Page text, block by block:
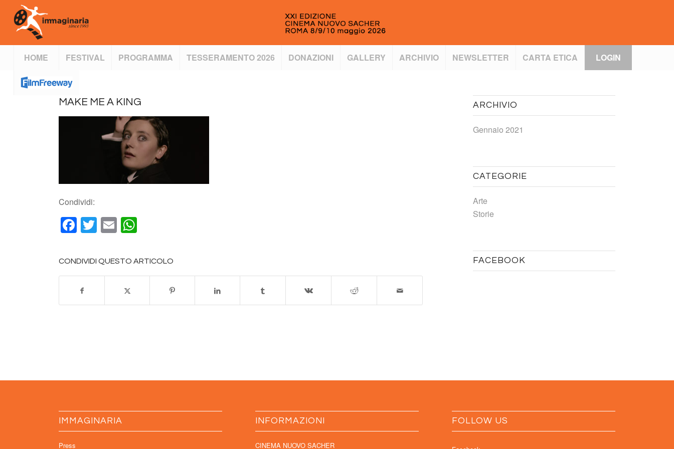
HOME FESTIVAL PROGRAMMA TESSERAMENTO 2026 DONAZIONI GALLERY ARCHIVIO NEWSLETTER CARTA ETICA LOGIN
MAKE ME A KING
Condividi:
Facebook
Twitter
Email
CONDIVIDI QUESTO ARTICOLO
ARCHIVIO
Gennaio 2021
CATEGORIE
Arte
Storie
FACEBOOK
IMMAGINARIA
Press
INFORMAZIONI
CINEMA NUOVO SACHER
FOLLOW US